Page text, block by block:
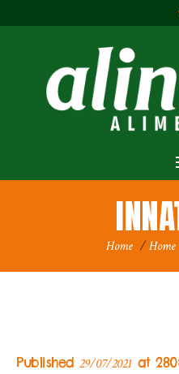
Home /Home
Published 29/07/2021 at